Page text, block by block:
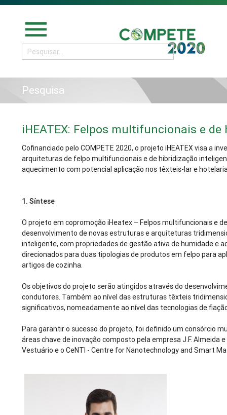
menu
Pesquisa
iHEATEX: Felpos multifuncionais e
Cofinanciado pelo COMPETE 2020, o projeto iHEATEX visa a
arquiteturas de felpo multifuncionais e de hibridização
aquecimento com potencial aplicação nos têxteis-lar e
1. Síntese
O projeto em copromoção iHeatex – Felpos multifuncionais e
desenvolvimento de novas estruturas e arquiteturas
inteligente, com propriedades de gestão ativa de humidade e
direcionados para duas tipologias de produtos em felpo para
artigos de cozinha.
Os objetivos do projeto serão atingidos através do
condutores. Também ao nível das estruturas têxteis
significativos, nomeadamente ao nível das tecnologias de
Para garantir o sucesso do projeto, foi definido um consórcio
áreas chave de inovação composto pela empresa J.F. Almeida
Vestuário e o CeNTI - Centre for Nanotechnology and Smart